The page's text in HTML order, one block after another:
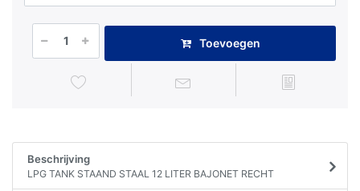
Toevoegen
Beschrijving
LPG TANK STAAND STAAL 12 LITER BAJONET RECHT